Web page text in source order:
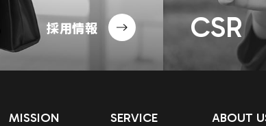
採用情報 CSR
MISSION SERVICE ABOUT